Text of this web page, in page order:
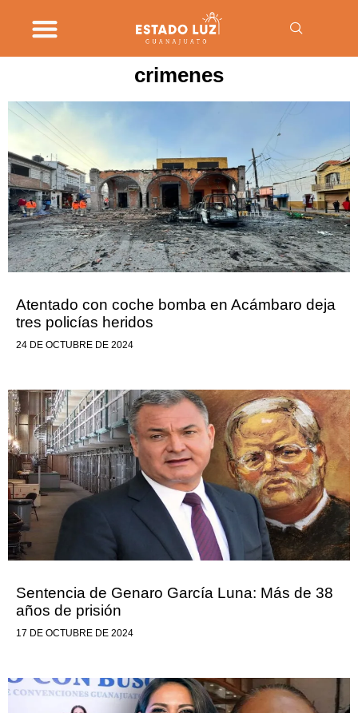
crimenes
Atentado con coche bomba en Acámbaro deja
tres policías heridos
24 DE OCTUBRE DE 2024
Sentencia de Genaro García Luna: Más de 38
años de prisión
17 DE OCTUBRE DE 2024